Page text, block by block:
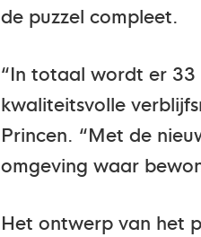
de puzzel compleet.
“In totaal wordt er 33
kwaliteitsvolle
Princen. “Met de
omgeving waar
Het ontwerp van het